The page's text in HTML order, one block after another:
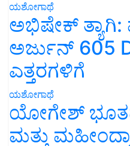
ಯಶೋಗಾಥೆ
ಅಭಿಷೇಕ್ ತ್ಯಾಗಿ:
ಅರ್ಜುನ್ 605
ಎತ್ತರಗಳಿಗೆ
ಯಶೋಗಾಥೆ
ಯೋಗೇಶ್
ಮತ್ತು